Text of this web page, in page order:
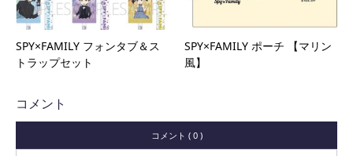
SPY×FAMILY フォンタブ＆ス
トラップセット
SPY×FAMILY ポーチ 【マリン
風】
コメント
コメント ( 0 )